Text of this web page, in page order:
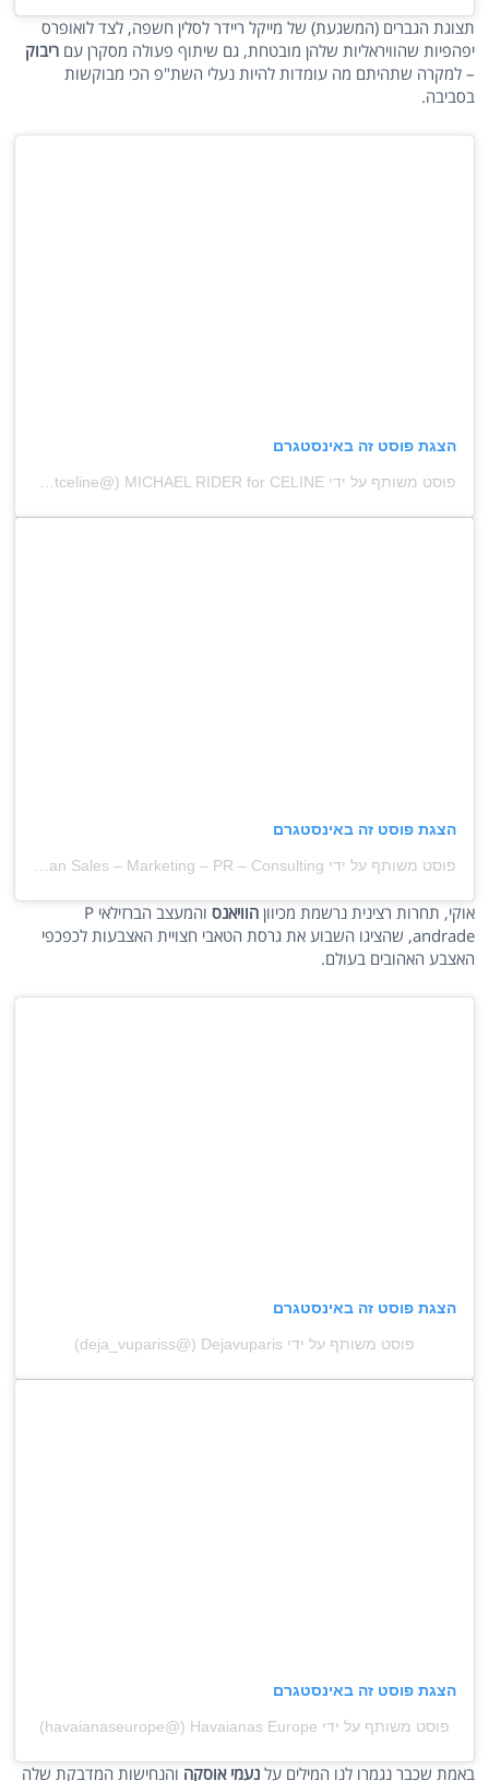
תצוגת הגברים (המשגעת) של מייקל ריידר לסלין חשפה, לצד לואופרס
יפהפיות שהוויראליות שלהן מובטחת, גם שיתוף פעולה מסקרן עםריבוק
– למקרה שתהיתם מה עומדות להיות נעלי השת"פ הכי מבוקשות
בסביבה.
הצגת פוסט זה באינסטגרם
פוסט משותף על ידי ‏‎MICHAEL RIDER for CELINE‎‏ (@‏‎currentceline‎‏)
הצגת פוסט זה באינסטגרם
פוסט משותף על ידי ‏‎European Sales – Marketing – PR – Consulting‎‏ (@‏‎lagenceshowroom‎‏)
אוקי, תחרות רצינית נרשמת מכיווןהוויאנס
והמעצב הברזילאי P
andrade, שהציגו השבוע את גרסת הטאבי חצויית האצבעות לכפכפי
האצבע האהובים בעולם.
הצגת פוסט זה באינסטגרם
פוסט משותף על ידי ‏‎Dejavuparis‎‏ (@‏‎deja_vupariss‎‏)
הצגת פוסט זה באינסטגרם
פוסט משותף על ידי ‏‎Havaianas Europe‎‏ (@‏‎havaianaseurope‎‏)
באמת שכבר נגמרו לנו המילים עלנעמי אוסקה והנחישות המדבקת שלה